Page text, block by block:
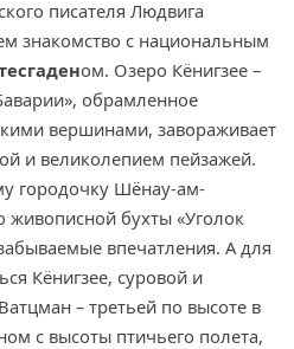
писателя Людвига
знакомство с национальным
ом. Озеро Кёнигзее –
обрамленное
вершинами, завораживает
и великолепием пейзажей.
городочку Шёнау-ам-
живописной бухты «Уголок
впечатления. А для
Кёнигзее, суровой и
– третьей по высоте в
с высоты птичьего полета,